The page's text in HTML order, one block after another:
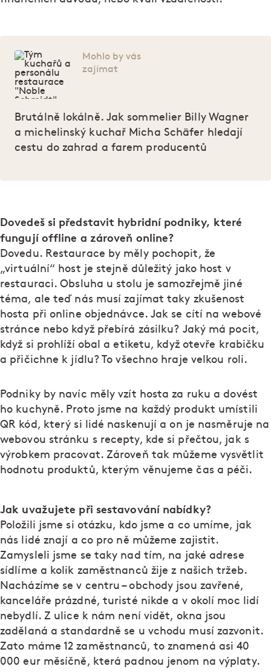
Mohlo by vás
zajímat
Brutálně lokálně. Jak sommelier Billy Wagner
a michelinský kuchař Micha Schäfer hledají
cestu do zahrad a farem producentů
Dovedeš si představit hybridní podniky, které
fungují offline a zároveň online?
Dovedu. Restaurace by měly pochopit, že
„virtuální“ host je stejně důležitý jako host v
restauraci. Obsluha u stolu je samozřejmě jiné
téma, ale teď nás musí zajímat taky zkušenost
hosta při online objednávce. Jak se cítí na webové
stránce nebo když přebírá zásilku? Jaký má pocit,
když si prohlíží obal a etiketu, když otevře krabičku
a přičichne k jídlu? To všechno hraje velkou roli.
Podniky by navíc měly vzít hosta za ruku a dovést
ho kuchyně. Proto jsme na každý produkt umístili
QR kód, který si lidé naskenují a on je nasměruje na
webovou stránku s recepty, kde si přečtou, jak s
výrobkem pracovat. Zároveň tak můžeme vysvětlit
hodnotu produktů, kterým věnujeme čas a péči.
Jak uvažujete při sestavování nabídky?
Položili jsme si otázku, kdo jsme a co umíme, jak
nás lidé znají a co pro ně můžeme zajistit.
Zamysleli jsme se taky nad tím, na jaké adrese
sídlíme a kolik zaměstnanců žije z našich tržeb.
Nacházíme se v centru – obchody jsou zavřené,
kanceláře prázdné, turisté nikde a v okolí moc lidí
nebydlí. Z ulice k nám není vidět, okna jsou
zadělaná a standardně se u vchodu musí zazvonit.
Zato máme 12 zaměstnanců, to znamená asi 40
000 eur měsíčně, která padnou jenom na výplaty.